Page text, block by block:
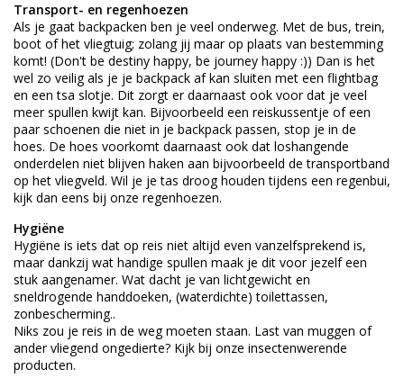
Transport- en regenhoezen
Als je gaat backpacken ben je veel onderweg. Met de bus, trein,
boot of het vliegtuig; zolang jij maar op plaats van bestemming
komt! (Don't be destiny happy, be journey happy :)) Dan is het
wel zo veilig als je je backpack af kan sluiten met een flightbag
en eentsa slotje. Dit zorgt er daarnaast ook voor dat je veel
meer spullen kwijt kan. Bijvoorbeeld een reiskussentje of een
paar schoenen die niet in je backpack passen, stop je in de
hoes. De hoes voorkomt daarnaast ook dat loshangende
onderdelen niet blijven haken aan bijvoorbeeld de transportband
op het vliegveld. Wil je je tas droog houden tijdens een regenbui,
kijk dan eens bij onze regenhoezen.
Hygiëne
Hygiëne is iets dat op reis niet altijd even vanzelfsprekend is,
maar dankzij wat handige spullen maak je dit voor jezelf een
stuk aangenamer. Wat dacht je van lichtgewicht en
sneldrogende handdoeken, (waterdichte) toilettassen,
zonbescherming..
Niks zou je reis in de weg moeten staan. Last van muggen of
ander vliegend ongedierte? Kijk bij onze insectenwerende
producten.